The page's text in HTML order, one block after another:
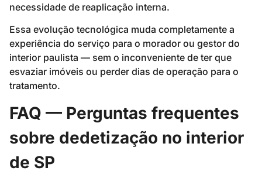
necessidade de reaplicação interna.
Essa evolução tecnológica muda completamente a
experiência do serviço para o morador ou gestor do
interior paulista — sem o inconveniente de ter que
esvaziar imóveis ou perder dias de operação para o
tratamento.
FAQ — Perguntas frequentes
sobre dedetização no interior
de SP